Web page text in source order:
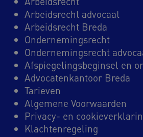
Arbeidsrecht advocaat
Arbeidsrecht Breda
Ondernemingsrecht
Ondernemingsrecht
Afspiegelingsbeginsel en
Advocatenkantoor Breda
Tarieven
Algemene Voorwaarden
Privacy- en
Klachtenregeling